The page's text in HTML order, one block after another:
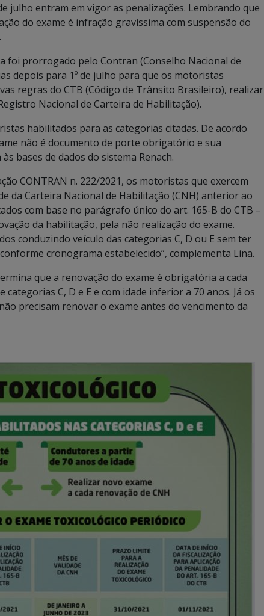
julho entram em vigor as penalizações. Lembrando que
do exame é infração gravíssima com suspensão do
foi prorrogado pelo Contran (Conselho Nacional de
depois para 1º de julho para que os motoristas
regras do CTB (Código de Trânsito Brasileiro), realizar
Nacional de Carteira de Habilitação).
habilitados para as categorias citadas. De acordo
não é documento de porte obrigatório e sua
bases de dados do sistema Renach.
CONTRAN n. 222/2021, os motoristas que exercem
da Carteira Nacional de Habilitação (CNH) anterior ao
com base no parágrafo único do art. 165-B do CTB –
da habilitação, pela não realização do exame.
conduzindo veículo das categorias C, D ou E sem ter
cronograma estabelecido”, complementa Lina.
que a renovação do exame é obrigatória a cada
C, D e E e com idade inferior a 70 anos. Já os
precisam renovar o exame antes do vencimento da